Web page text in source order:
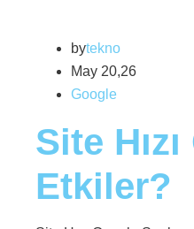
bytekno
May 20,26
Google
Site
Etkiler?